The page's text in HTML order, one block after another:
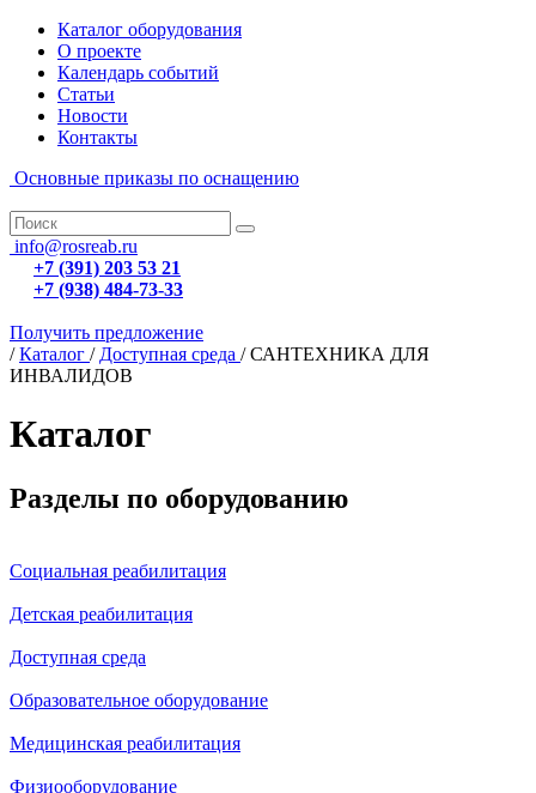
Каталог оборудования
О проекте
Календарь событий
Статьи
Новости
Контакты
Основные приказы по оснащению
info@rosreab.ru
+7 (391) 203 53 21
+7 (938) 484-73-33
Получить предложение
/ Каталог / Доступная среда / САНТЕХНИКА ДЛЯ
ИНВАЛИДОВ
Каталог
Разделы по оборудованию
Социальная реабилитация
Детская реабилитация
Доступная среда
Образовательное оборудование
Медицинская реабилитация
Физиооборудование